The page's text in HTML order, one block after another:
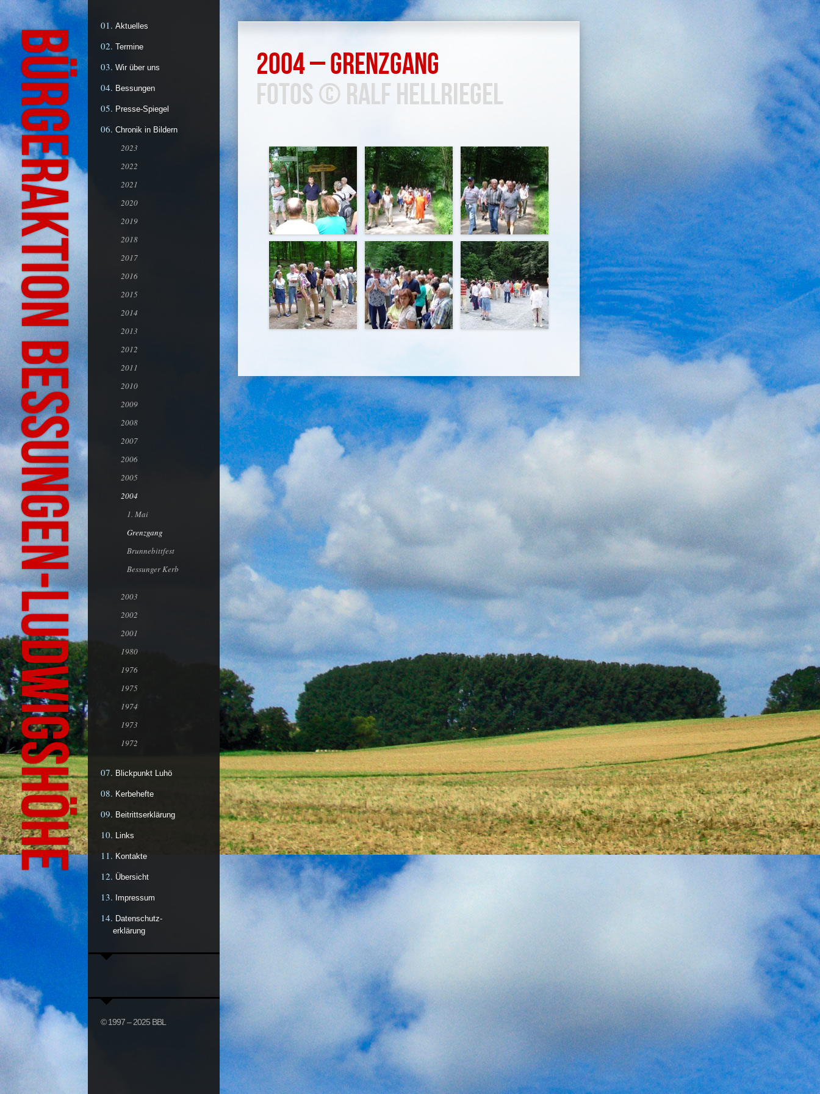
Bürgeraktion Bessungen-Ludwigshöhe
Aktuelles
Termine
Wir über uns
Bessungen
Presse-Spiegel
Chronik in Bildern
2023
2022
2021
2020
2019
2018
2017
2016
2015
2014
2013
2012
2011
2010
2009
2008
2007
2006
2005
2004
1. Mai
Grenzgang
Brunnebittfest
Bessunger Kerb
2003
2002
2001
1980
1976
1975
1974
1973
1972
Blickpunkt Luhö
Kerbehefte
Beitrittserklärung
Links
Kontakte
Übersicht
Impressum
Datenschutz-
erklärung
© 1997 – 2025 BBL
2004 – Grenzgang
Fotos © Ralf Hellriegel